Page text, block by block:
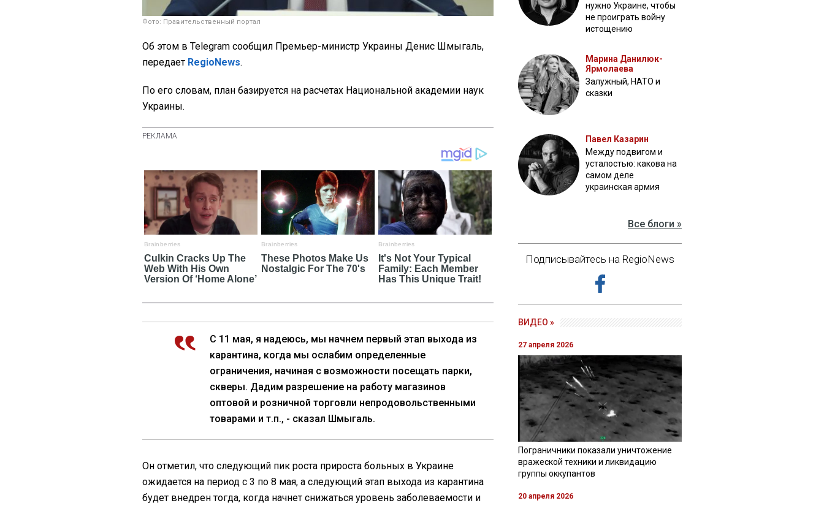
Фото: Правительственный портал
Об этом в Telegram сообщил Премьер-министр Украины Денис Шмыгаль,
передает RegioNews.
По его словам, план базируется на расчетах Национальной академии наук
Украины.
С 11 мая, я надеюсь, мы начнем первый этап выхода из
карантина, когда мы ослабим определенные
ограничения, начиная с возможности посещать парки,
скверы. Дадим разрешение на работу магазинов
оптовой и розничной торговли непродовольственными
товарами и т.п., - сказал Шмыгаль.
Он отметил, что следующий пик роста прироста больных в Украине
ожидается на период с 3 по 8 мая, а следующий этап выхода из карантина
будет внедрен тогда, когда начнет снижаться уровень заболеваемости и
нужно Украине, чтобы
не проиграть войну
истощению
Марина Данилюк-
Ярмолаева
Залужный, НАТО и
сказки
Павел Казарин
Между подвигом и
усталостью: какова на
самом деле
украинская армия
Все блоги »
Подписывайтесь на RegioNews
ВИДЕО »
27 апреля 2026
Пограничники показали уничтожение
вражеской техники и ликвидацию
группы оккупантов
20 апреля 2026